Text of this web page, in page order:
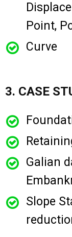
Point,
Curve
3. CASE
Galian
Slope